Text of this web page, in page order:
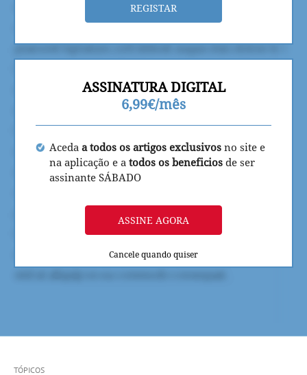
REGISTAR
ASSINATURA DIGITAL
6,99€/mês
Aceda a todos os artigos exclusivos no site e
na aplicação e a todos os beneficios de ser
assinante SÁBADO
ASSINE AGORA
Cancele quando quiser
TÓPICOS